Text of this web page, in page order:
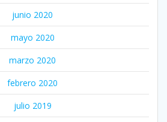
junio 2020
mayo 2020
marzo 2020
febrero 2020
julio 2019